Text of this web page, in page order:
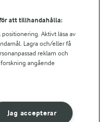
att tillhandahålla:
Aktivt läsa av
Lagra och/eller få
reklam och
angående
Jag accepterar